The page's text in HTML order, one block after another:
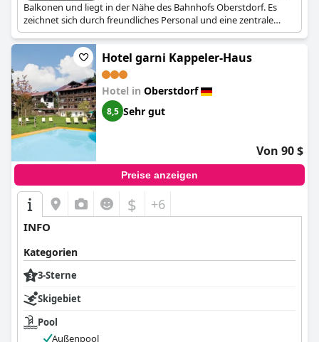
Balkonen und liegt in der Nähe des Bahnhofs Oberstdorf. Es
zeichnet sich durch freundliches Personal und eine zentrale
Lage mit gutem Frühstück aus.
Hotel garni Kappeler-Haus
Hotel in Oberstdorf
8,5 Sehr gut
Von 90 $
Preise anzeigen
$ +6
INFO
Kategorien
3-Sterne
Skigebiet
Pool
Außenpool